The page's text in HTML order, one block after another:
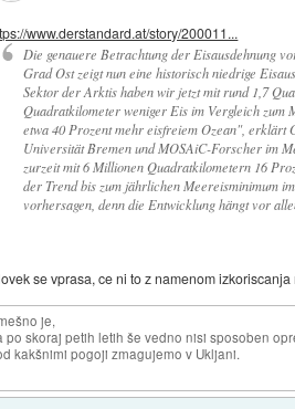
www.derstandard.at/story/200011...
Die genauere Betrachtung der Eisausdehnung
Grad Ost zeigt nun eine historisch niedrige
Sektor der Arktis haben wir jetzt mit rund 1,7
Quadratkilometer weniger Eis im Vergleich zum
etwa 40 Prozent mehr eisfreiem Ozean", erklärt
Universität Bremen und MOSAiC-Forscher im
zurzeit mit 6 Millionen Quadratkilometern 16
der Trend bis zum jährlichen Meereisminimum
vorhersagen, denn die Entwicklung hängt vor
se vprasa, ce ni to z namenom izkoriscanja
je,
po skoraj petih letih še vedno nisi sposoben
kakšnimi pogoji zmagujemo v Ukljani.